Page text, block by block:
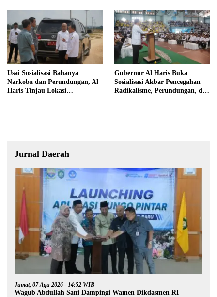
Usai Sosialisasi Bahanya
Narkoba dan Perundungan, Al
Haris Tinjau Lokasi
Gubernur Al Haris Buka
Sosialisasi Akbar Pencegahan
Radikalisme, Perundungan, dan
Jurnal Daerah
Jumat, 07 Agu 2026 - 14:52 WIB
Wagub Abdullah Sani Dampingi Wamen Dikdasmen RI